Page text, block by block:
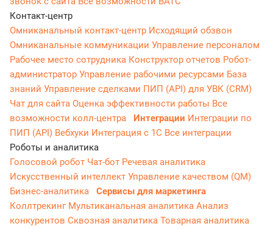
Контакт-центр
Омниканальный контакт-центр Исходящий обзвон
Омниканальные коммуникации Управление персоналом
Рабочее место сотрудника Конструктор отчетов Робот-
администратор Управление рабочими ресурсами База
знаний Управление сделками ПИП (API) для УВК (CRM)
Чат для сайта Оценка эффективности работы Все
возможности колл-центра
Интеграции Интеграции по
ПИП (API) Вебхуки Интеграция с 1С Все интеграции
Роботы и аналитика
Голосовой робот Чат-бот Речевая аналитика
Искусственный интеллект Управление качеством (QM)
Бизнес-аналитика
Сервисы для маркетинга
Коллтрекинг Мультиканальная аналитика Анализ
конкурентов Сквозная аналитика Товарная аналитика